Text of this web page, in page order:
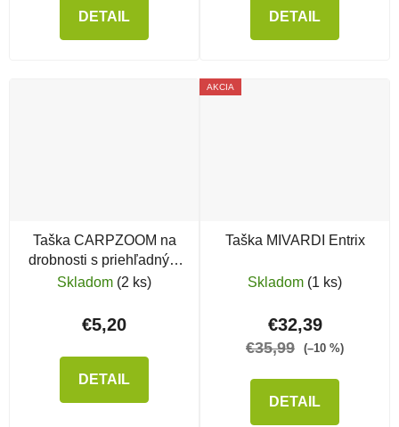
DETAIL DETAIL
Taška CARPZOOM na
drobnosti s priehľadným
vekom
Skladom (2 ks)
€5,20
DETAIL
AKCIA
Taška MIVARDI Entrix
Skladom (1 ks)
€32,39
€35,99 (–10 %)
DETAIL